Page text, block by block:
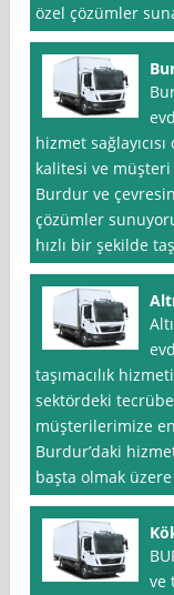
özel çözümler
hizmet
kalitesi ve müşteri
Burdur ve
çözümler
hızlı bir şekilde
taşımacılık
sektördeki
müşterilerimize
Burdur’daki
başta olmak üzere
ve